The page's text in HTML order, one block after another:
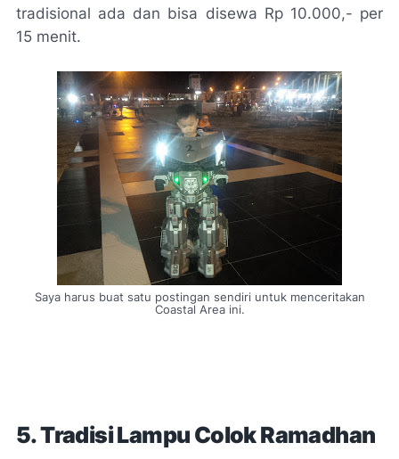
tradisional ada dan bisa disewa Rp 10.000,- per
15 menit.
Saya harus buat satu postingan sendiri untuk menceritakan
Coastal Areaini.
5. Tradisi Lampu Colok Ramadhan